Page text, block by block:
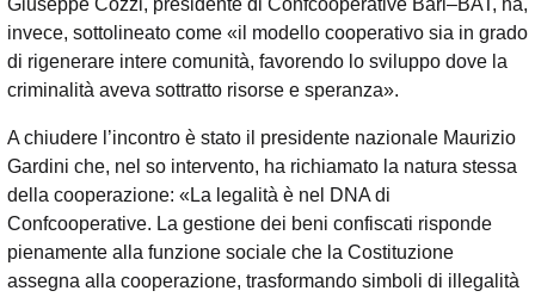
invece, sottolineato come «il modello cooperativo sia in grado
di rigenerare intere comunità, favorendo lo sviluppo dove la
criminalità aveva sottratto risorse e speranza».
A chiudere l’incontro è stato il presidente nazionale Maurizio
Gardini che, nel so intervento, ha richiamato la natura stessa
della cooperazione: «La legalità è nel DNA di
Confcooperative. La gestione dei beni confiscati risponde
pienamente alla funzione sociale che la Costituzione
assegna alla cooperazione, trasformando simboli di illegalità